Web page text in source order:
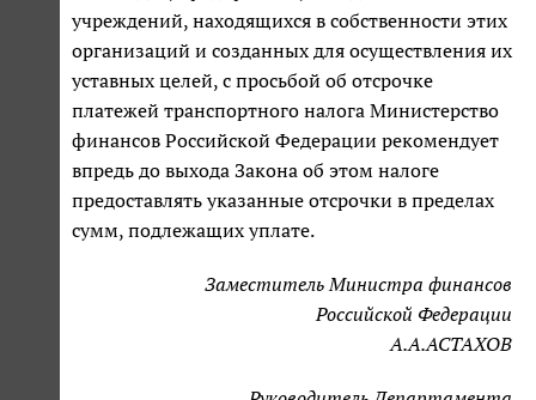
учреждений, находящихся в собственности этих
организаций и созданных для осуществления их
уставных целей, с просьбой об отсрочке
платежей транспортного налога Министерство
финансов Российской Федерации рекомендует
впредь до выхода Закона об этом налоге
предоставлять указанные отсрочки в пределах
сумм, подлежащих уплате.
Заместитель Министра финансов
Российской Федерации
А.А.АСТАХОВ